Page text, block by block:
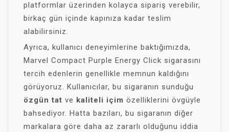
platformlar üzerinden kolayca sipariş verebilir,
birkaç gün içinde kapınıza kadar teslim
alabilirsiniz.
Ayrıca, kullanıcı deneyimlerine baktığımızda,
Marvel Compact Purple Energy Click sigarasını
tercih edenlerin genellikle memnun kaldığını
görüyoruz. Kullanıcılar, bu sigaranın sunduğu
özgün tat ve kaliteli içim özelliklerini övgüyle
bahsediyor. Hatta bazıları, bu sigaranın diğer
markalara göre daha az zararlı olduğunu iddia